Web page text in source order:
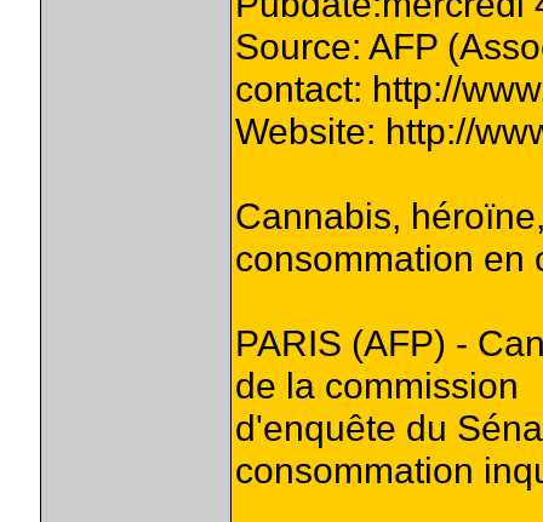
Source: AFP
contact: http://
Website: http://
Cannabis,
consommation en
PARIS (AFP) -
de la commission
d'enquête du
consommation